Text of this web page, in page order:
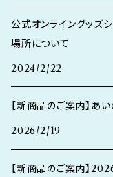
公式オンライングッズ
場所について
2024/2/22
【新商品のご案内】あ
2026/2/19
【新商品のご案内】